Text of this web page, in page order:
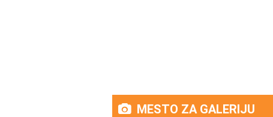
MESTO ZA GALERIJU